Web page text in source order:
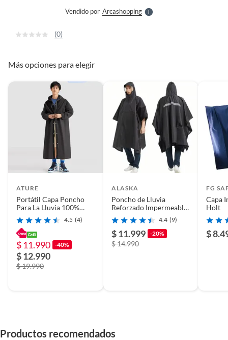
Vendido por ArcashoppingS
(0)
Más opciones para elegir
ATURE
Portátil Capa Poncho
Para La Lluvia 100%
Impermeable Duro 4U
4.5 (4)
$ 11.990 -40%
$ 12.990
$ 19.990
ALASKA
Poncho de Lluvia
Reforzado Impermeable
- Alta Resistencia y
Reutilizable.
4.4 (9)
$ 11.999 -20%
$ 14.990
FG
Capa
Holt
$
Productos recomendados